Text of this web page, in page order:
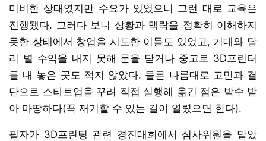
미비한 상태였지만 수요가 있었으니 그런 대로 교육은
진행됐다. 그러다 보니 상황과 맥락을 정확히 이해하지
못한 상태에서 창업을 시도한 이들도 있었고, 기대와 달
리 별 수익을 내지 못해 문을 닫거나 중고로 3D프린터
를 내 놓은 곳도 적지 않았다. 물론 나름대로 고민과 결
단으로 스타트업을 꾸려 직접 실행해 옮긴 점은 박수 받
아 마땅하다(꼭 재기할 수 있는 길이 열렸으면 한다).
필자가 3D프린팅 관련 경진대회에서 심사위원을 맡았